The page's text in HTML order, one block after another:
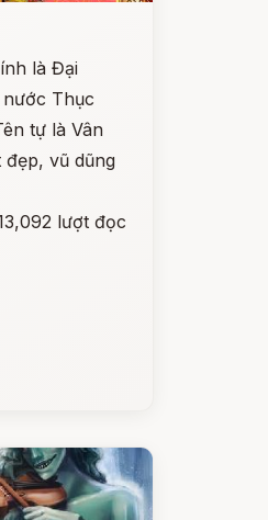
là Đại
Thục
tự là Vân
vũ dũng
lượt đọc